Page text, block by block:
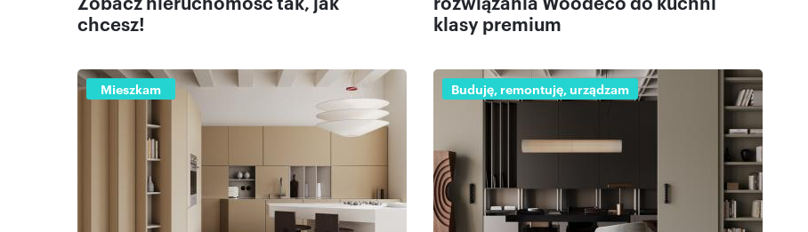
chcesz!
klasy premium
Mieszkam Buduję, remontuję, urządzam